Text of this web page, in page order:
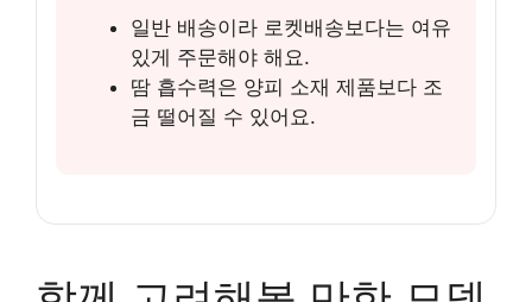
일반 배송이라 로켓배송보다는 여유
있게 주문해야 해요.
땀 흡수력은 양피 소재 제품보다 조
금 떨어질 수 있어요.